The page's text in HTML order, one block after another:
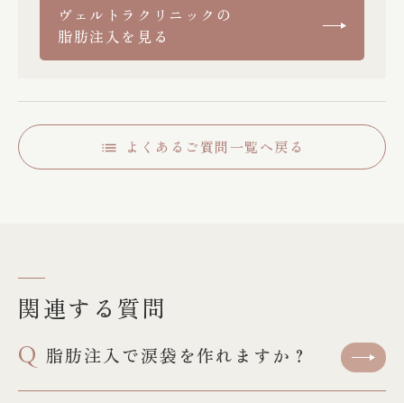
ヴェルトラクリニックの
脂肪注入を見る
よくあるご質問一覧へ戻る
関連する質問
Q 脂肪注入で涙袋を作れますか？